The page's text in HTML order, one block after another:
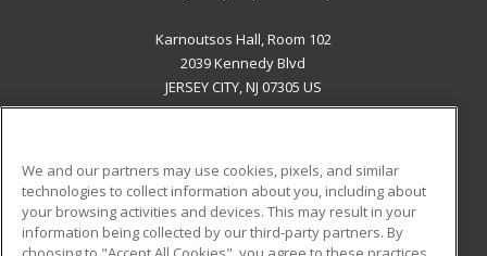
Karnoutsos Hall, Room 102
2039 Kennedy Blvd
JERSEY CITY, NJ 07305 US
ADDITIONAL RESOURCES
Military
Student Blog
We and our partners may use cookies, pixels, and similar
technologies to collect information about you, including about
your browsing activities and devices. This may result in your
information being collected by our third-party partners. By